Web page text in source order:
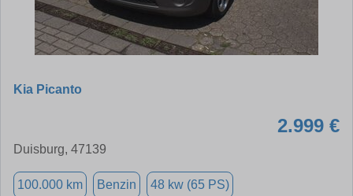
Kia Picanto
2.999 €
Duisburg, 47139
100.000 km Benzin 48 kw (65 PS)